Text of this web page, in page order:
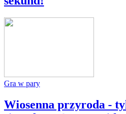
Gra w pary
Wiosenna przyroda -